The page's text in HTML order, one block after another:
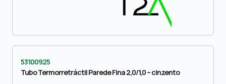
53100925
Tubo Termorretráctil Parede Fina 2,0/1,0 – cinzento